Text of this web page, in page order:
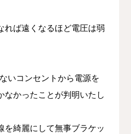
ば遠くなるほど電圧は弱
いコンセントから電源を
なかったことが判明いたし
を綺麗にして無事ブラケッ